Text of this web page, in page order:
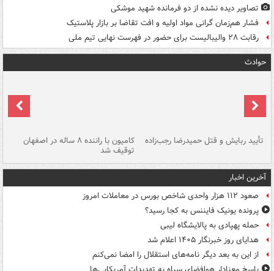
تصاویر دیده‌ نشده از دو فرمانده شهید موشکی
فشار هم‌زمان گرانی مواد اولیه و افت تقاضا بر بازار پلاستیک
رقابت ۲۸ والیبالیست برای حضور در فهرست نهایی تیم ملی
حوادث
تأیید ربایش و قتل حمیدرضا رجب‌زاده کامیون با راننده ۸ ساله در اصفهان
توقیف شد
آخرین اخبار
صعود ۱۱۲ هزار واحدی شاخص بورس در معاملات امروز
پرونده یونیک فایننس به کجا رسید؟
حمله پهپادی به پالایشگاه لیبی
هدایای روز خبرنگار ۱۴۰۵ اعلام شد
از این به بعد دیگر نامه‌های استقلال را امضا نمی‌کنم